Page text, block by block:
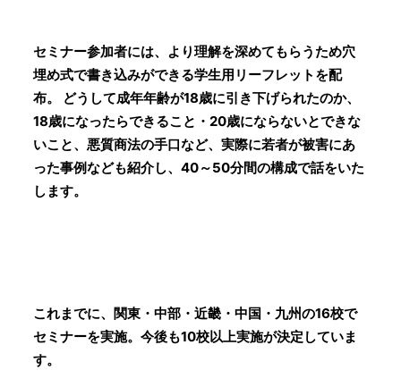
セミナー参加者には、より理解を深めてもらうため⽳
埋め式で書き込みができる学⽣⽤リーフレットを配
布。 どうして成年年齢が18歳に引き下げられたのか、
18歳になったらできること・20歳にならないとできな
いこと、悪質商法の手口など、実際に若者が被害にあ
った事例なども紹介し、40～50分間の構成で話をいた
します。
これまでに、関東・中部・近畿・中国・九州の16校で
セミナーを実施。今後も10校以上実施が決定していま
す。